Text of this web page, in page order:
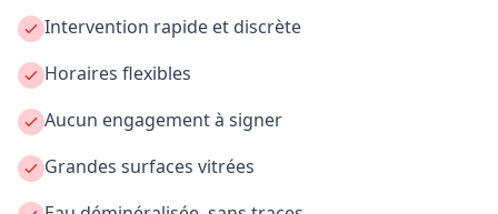
Intervention rapide et discrète
Horaires flexibles
Aucun engagement à signer
Grandes surfaces vitrées